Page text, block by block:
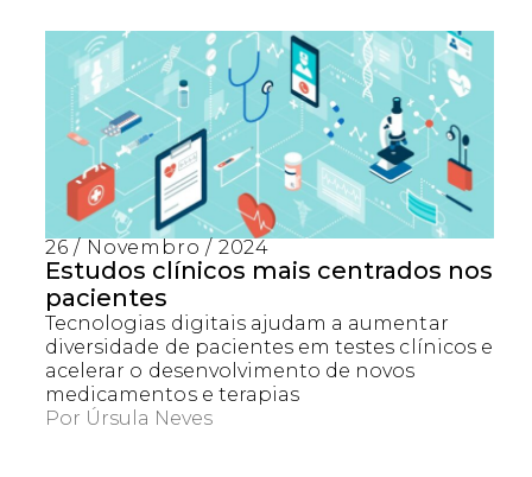
26 / Novembro / 2024
Estudos clínicos mais centrados nos
pacientes
Tecnologias digitais ajudam a aumentar
diversidade de pacientes em testes clínicos e
acelerar o desenvolvimento de novos
medicamentos e terapias
Por Úrsula Neves